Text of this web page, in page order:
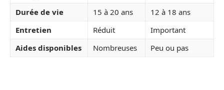
Durée de vie 15 à 20 ans
12 à 18 ans
Entretien
Réduit
Important
Aides disponibles
Nombreuses Peu ou pas